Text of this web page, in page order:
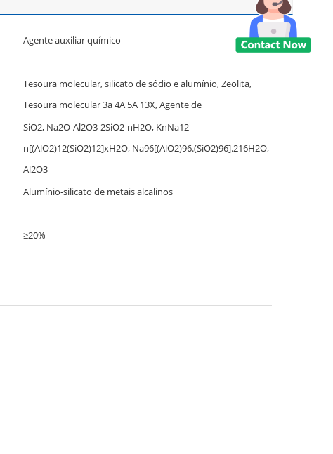
Agente auxiliar químico
Tesoura molecular, silicato de sódio e alumínio, Zeolita,
Tesoura molecular 3a 4A 5A 13X, Agente de
SiO2, Na2O-Al2O3-2SiO2-nH2O, KnNa12-
n[(AlO2)12(SiO2)12]xH2O, Na96[(AlO2)96.(SiO2)96].216H2O,
Al2O3
Alumínio-silicato de metais alcalinos
≥20%